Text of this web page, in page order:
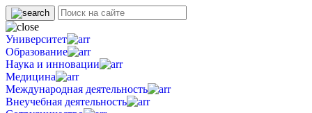
Университет
Образование
Наука и инновации
Медицина
Международная деятельность
Внеучебная деятельность